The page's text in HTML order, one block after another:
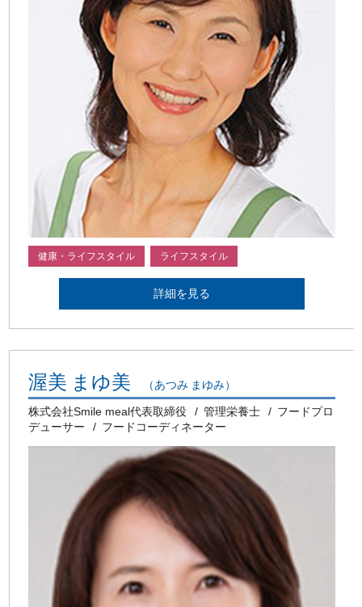
健康・ライフスタイル ライフスタイル
詳細を見る
渥美 まゆ美 （あつみ まゆみ）
株式会社Smile meal代表取締役 管理栄養士
フードプロ
デューサー
フードコーディネーター